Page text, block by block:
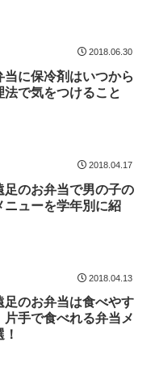
2018.06.30
当に保冷剤はいつから
法で気をつけること
2018.04.17
足のお弁当で男の子の
ニューを学年別に紹
2018.04.13
足のお弁当は食べやす
片手で食べれる弁当メ